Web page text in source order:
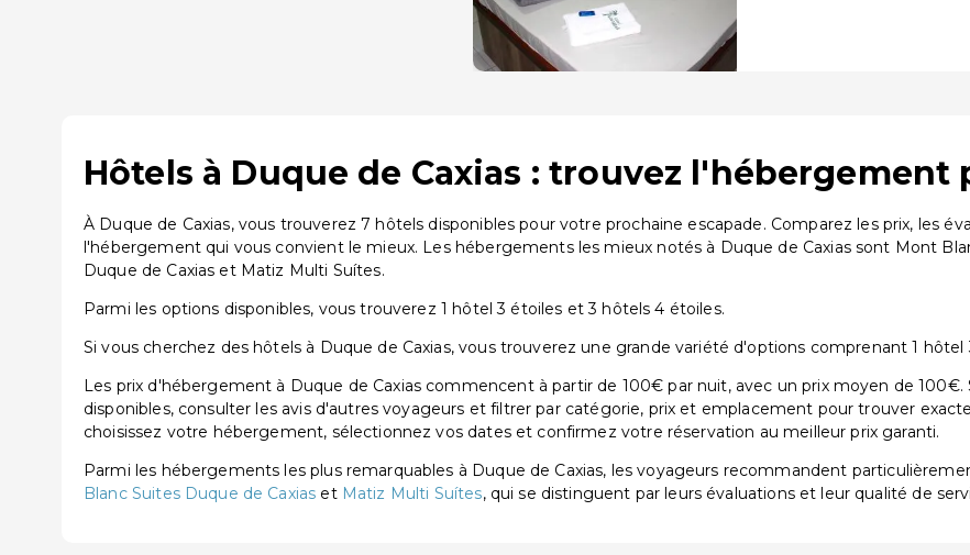
Hôtels à Duque de Caxias : trouvez l'hébergement
À Duque de Caxias, vous trouverez 7 hôtels disponibles pour votre prochaine escapade. Comparez les prix, les
l'hébergement qui vous convient le mieux. Les hébergements les mieux notés à Duque de Caxias sont Mont
Duque de Caxias et Matiz Multi Suítes.
Parmi les options disponibles, vous trouverez 1 hôtel 3 étoiles et 3 hôtels 4 étoiles.
Si vous cherchez des hôtels à Duque de Caxias, vous trouverez une grande variété d'options comprenant 1
Les prix d'hébergement à Duque de Caxias commencent à partir de 100€ par nuit, avec un prix moyen de
disponibles, consulter les avis d'autres voyageurs et filtrer par catégorie, prix et emplacement pour trouver
choisissez votre hébergement, sélectionnez vos dates et confirmez votre réservation au meilleur prix garanti.
Parmi les hébergements les plus remarquables à Duque de Caxias, les voyageurs recommandent
Blanc Suites Duque de Caxias et Matiz Multi Suítes, qui se distinguent par leurs évaluations et leur qualité de